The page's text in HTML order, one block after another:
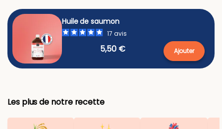
Huile de saumon
17 avis
5,50 € Ajouter
Les plus de notre recette